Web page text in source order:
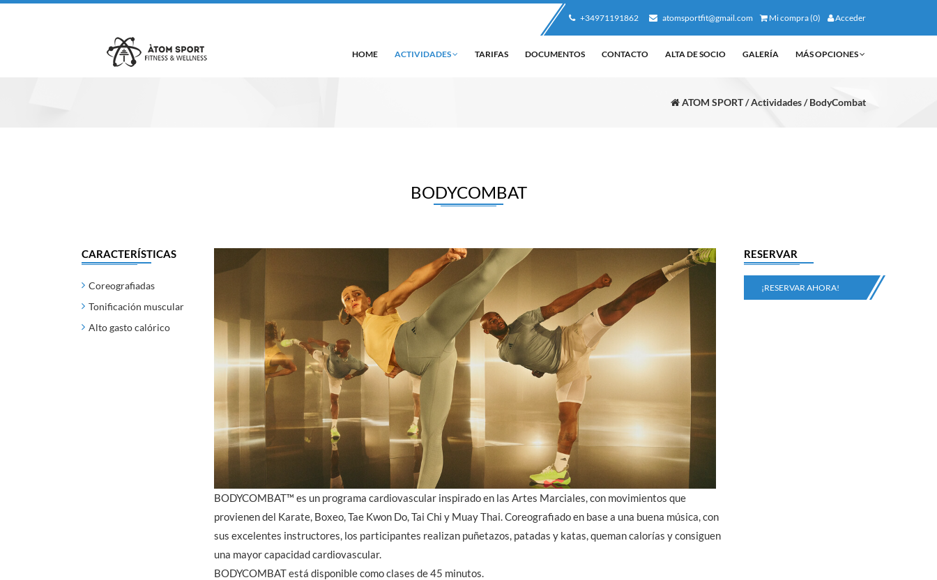
+34971191862 atomsportfit@gmail.com Mi compra (0) Acceder
HOME ACTIVIDADES TARIFAS DOCUMENTOS CONTACTO ALTA DE SOCIO GALERÍA MÁS OPCIONES
ATOM SPORT / Actividades / BodyCombat
BODYCOMBAT
CARACTERÍSTICAS
Coreografiadas
Tonificación muscular
Alto gasto calórico
BODYCOMBAT™ es un programa cardiovascular inspirado en las Artes Marciales, con movimientos que
provienen del Karate, Boxeo, Tae Kwon Do, Tai Chi y Muay Thai. Coreografiado en base a una buena música, con
sus excelentes instructores, los participantes realizan puñetazos, patadas y katas, queman calorías y consiguen
una mayor capacidad cardiovascular.
BODYCOMBAT está disponible como clases de 45 minutos.
RESERVAR
¡RESERVAR AHORA!